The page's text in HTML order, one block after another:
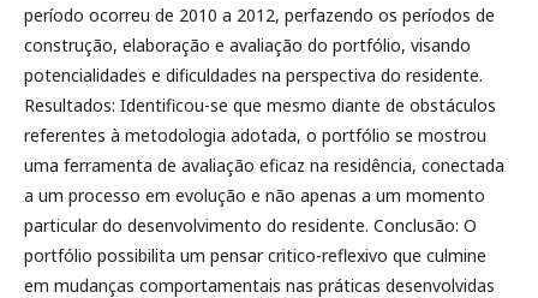
período ocorreu de 2010 a 2012, perfazendo os períodos de
construção, elaboração e avaliação do portfólio, visando
potencialidades e dificuldades na perspectiva do residente.
Resultados: Identificou-se que mesmo diante de obstáculos
referentes à metodologia adotada, o portfólio se mostrou
uma ferramenta de avaliação eficaz na residência, conectada
a um processo em evolução e não apenas a um momento
particular do desenvolvimento do residente. Conclusão: O
portfólio possibilita um pensar critico-reflexivo que culmine
em mudanças comportamentais nas práticas desenvolvidas